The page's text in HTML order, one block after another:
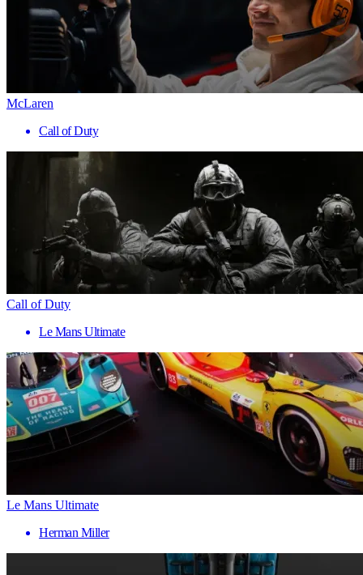
McLaren
Call of Duty
Call of Duty
Le Mans Ultimate
Le Mans Ultimate
Herman Miller